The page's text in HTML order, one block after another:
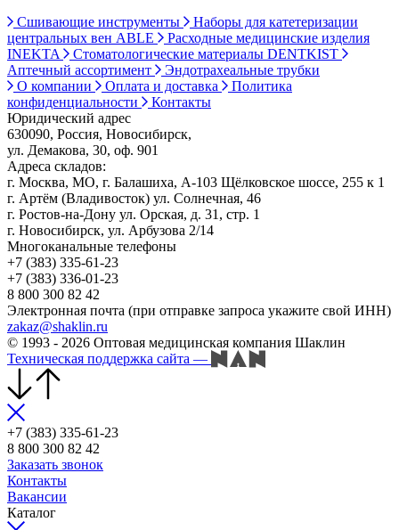
Сшивающие инструменты
Наборы для катетеризации
центральных вен ABLE
Расходные медицинские изделия
INEKTA
Стоматологические материалы DENTKIST
Аптечный ассортимент
Эндотрахеальные трубки
О компании
Оплата и доставка
Политика
конфиденциальности
Контакты
Юридический адрес
630090, Россия, Новосибирск,
ул. Демакова, 30, оф. 901
Адреса складов:
г. Москва, МО, г. Балашиха, А-103 Щёлковское шоссе, 255 к 1
г. Артём (Владивосток) ул. Солнечная, 46
г. Ростов-на-Дону ул. Орская, д. 31, стр. 1
г. Новосибирск, ул. Арбузова 2/14
Многоканальные телефоны
+7 (383) 335-61-23
+7 (383) 336-01-23
8 800 300 82 42
Электронная почта (при отправке запроса укажите свой ИНН)
zakaz@shaklin.ru
© 1993 - 2026 Оптовая медицинская компания Шаклин
Техническая поддержка сайта —
+7 (383) 335-61-23
8 800 300 82 42
Заказать звонок
Контакты
Вакансии
Каталог